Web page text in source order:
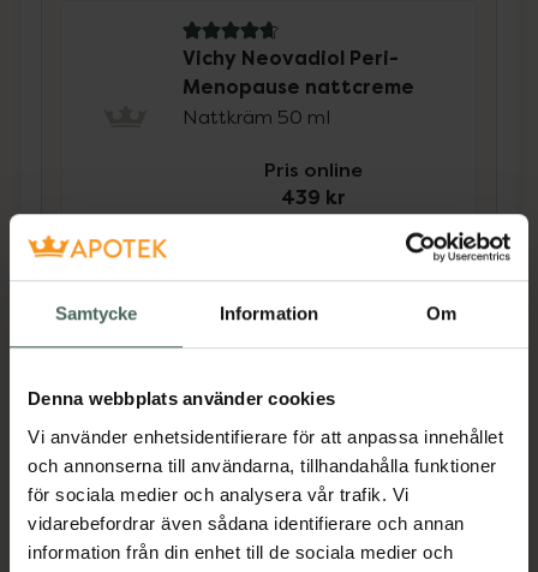
Samtycke Information Om
Denna webbplats använder cookies
Vi använder enhetsidentifierare för att anpassa innehållet
och annonserna till användarna, tillhandahålla funktioner
för sociala medier och analysera vår trafik. Vi
vidarebefordrar även sådana identifierare och annan
information från din enhet till de sociala medier och
4.9 av 5 i omdöme
Vichy Neovadiol Peri-
Menopause nattcreme
Nattkräm 50 ml
Pris online
439 kr
Köp båda för
Köp båda
Beskrivning
Neovadiol Peri-Menopause dagcreme för
fylligare och spänstigare hud kompenserar för
den synliga effekt som övergångsåldern har
på huden. Lämpar sig för torr hud. Framtagen